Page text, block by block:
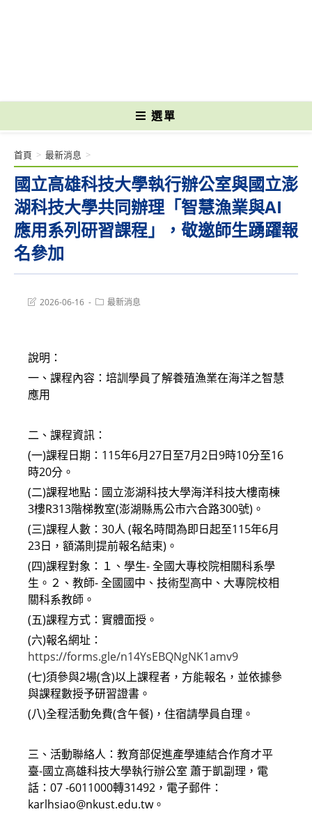
選單
國立高雄科技大學執行辦公室與國立澎
湖科技大學共同辦理「智慧漁業與AI
應用系列研習課程」，敬邀師生踴躍報
名參加
首頁 > 最新消息 >
Post2026-06-16
Post最新消息
說明：
一、課程內容：培訓學員了解養殖漁業在海洋之智慧
應用
二、課程資訊：
(一)課程日期：115年6月27日至7月2日9時10分至16
時20分。
(二)課程地點：國立澎湖科技大學海洋科技大樓南棟
3樓R313階梯教室(澎湖縣馬公市六合路300號)。
(三)課程人數：30人 (報名時間為即日起至115年6月
23日，額滿則提前報名結束)。
(四)課程對象：１、學生- 全國大專校院相關科系學
生。２、教師- 全國國中、技術型高中、大專院校相
關科系教師。
(五)課程方式：實體面授。
(六)報名網址：
https://forms.gle/n14YsEBQNgNK1amv9
(七)須參與2場(含)以上課程者，方能報名，並依據參
與課程數授予研習證書。
(八)全程活動免費(含午餐)，住宿請學員自理。
三、活動聯絡人：教育部促進產學連結合作育才平
臺-國立高雄科技大學執行辦公室 蕭于凱副理，電
話：07 -6011000轉31492，電子郵件：
karlhsiao@nkust.edu.tw。